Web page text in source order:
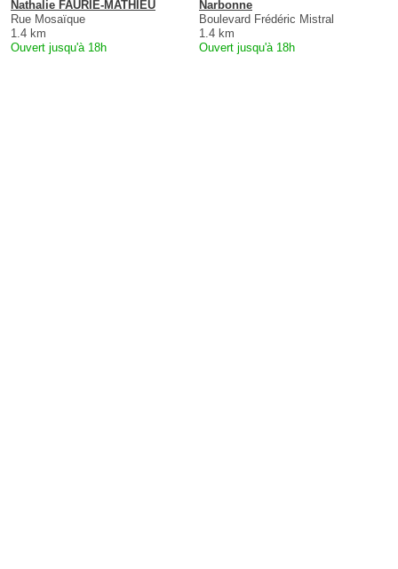
Nathalie FAURIE-MATHIEU
Rue Mosaïque
1.4 km
Ouvert jusqu'à 18h
Narbonne
Boulevard Frédéric Mistral
1.4 km
Ouvert jusqu'à 18h